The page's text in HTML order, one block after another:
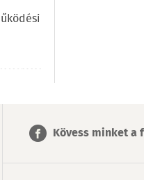
Kövess minket a